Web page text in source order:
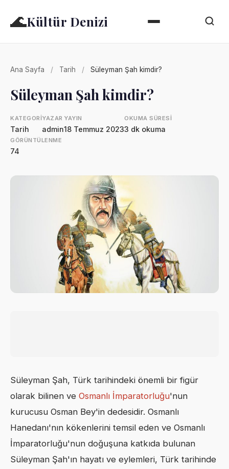
🌊Kültür Denizi
Ana Sayfa / Tarih / Süleyman Şah kimdir?
Süleyman Şah kimdir?
KATEGORI
Tarih
YAZAR
admin
YAYIN
18 Temmuz 2023
OKUMA SÜRESI
3 dk okuma
GÖRÜNTÜLENME
74
Süleyman Şah, Türk tarihindeki önemli bir figür
olarak bilinen ve Osmanlı İmparatorluğu'nun
kurucusu Osman Bey'in dedesidir. Osmanlı
Hanedanı'nın kökenlerini temsil eden ve Osmanlı
İmparatorluğu'nun doğuşuna katkıda bulunan
Süleyman Şah'ın hayatı ve eylemleri, Türk tarihinde